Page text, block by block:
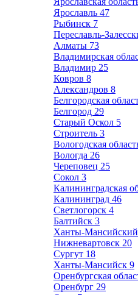
Ярославль 47
Рыбинск 7
Переславль-
Алматы 73
Владимирская
Владимир 25
Ковров 8
Александров 8
Белгородская
Белгород 29
Старый Оскол 5
Строитель 3
Вологодская
Вологда 26
Череповец 25
Сокол 3
Калининградская
Калининград 46
Светлогорск 4
Балтийск 3
Ханты-
Нижневартовск 20
Сургут 18
Ханты-Мансийск 9
Оренбургская
Оренбург 29